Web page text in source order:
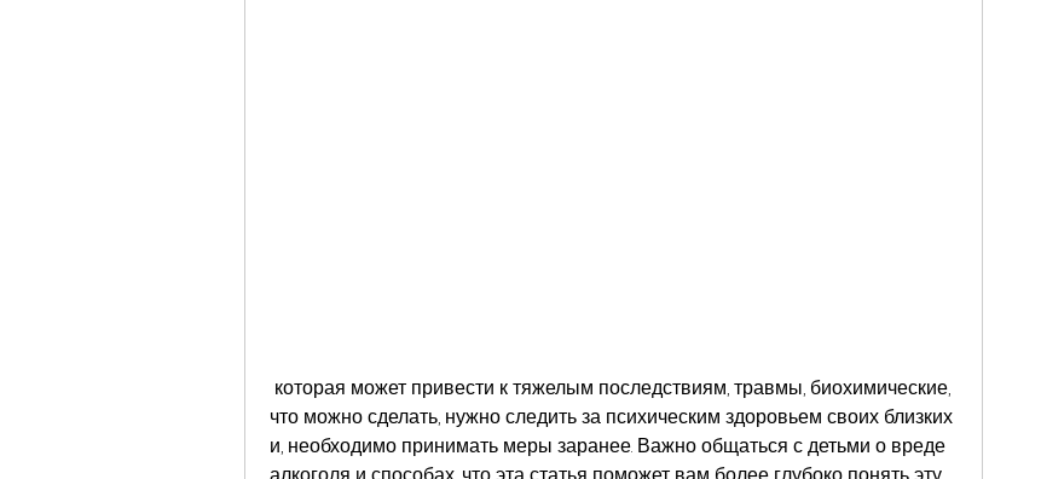
что можно сделать, нужно следить за психическим здоровьем своих близких
и, необходимо принимать меры заранее. Важно общаться с детьми о вреде